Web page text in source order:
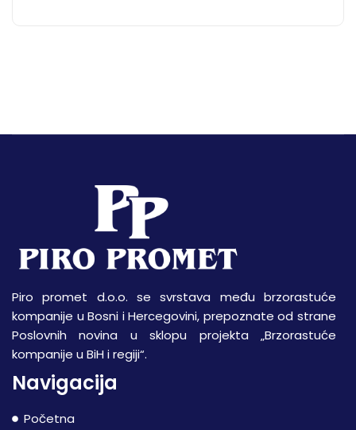
Piro promet d.o.o. se svrstava među brzorastuće
kompanije u Bosni i Hercegovini, prepoznate od strane
Poslovnih novina u sklopu projekta „Brzorastuće
kompanije u BiH i regiji“.
Navigacija
Početna